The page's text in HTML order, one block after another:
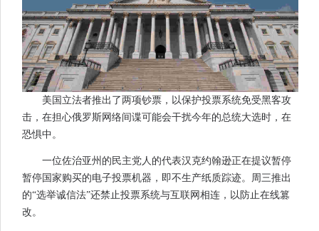
美国立法者推出了两项钞票，以保护投票系统免受黑客攻
击，在担心俄罗斯网络间谍可能会干扰今年的总统大选时，在
恐惧中。
一位佐治亚州的民主党人的代表汉克约翰逊正在提议暂停
暂停国家购买的电子投票机器，即不生产纸质踪迹。周三推出
的“选举诚信法”还禁止投票系统与互联网相连，以防止在线篡
改。